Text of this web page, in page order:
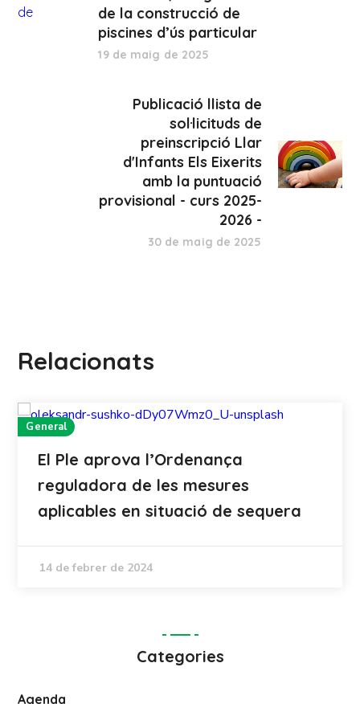
de la construcció de
piscines d’ús particular
19 de maig de 2025
Publicació llista de
sol·licituds de
preinscripció Llar
d'Infants Els Eixerits
amb la puntuació
provisional - curs 2025-
2026 -
30 de maig de 2025
Relacionats
General
El Ple aprova l’Ordenança
reguladora de les mesures
aplicables en situació de sequera
14 de febrer de 2024
Categories
Agenda